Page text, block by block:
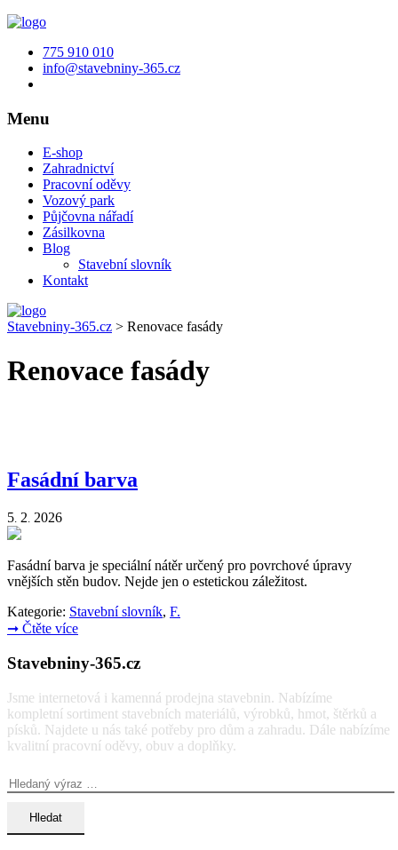
775 910 010
info@stavebniny-365.cz
Menu
E-shop
Zahradnictví
Pracovní oděvy
Vozový park
Půjčovna nářadí
Zásilkovna
Blog
Stavební slovník
Kontakt
Stavebniny-365.cz > Renovace fasády
Renovace fasády
Fasádní barva
5. 2. 2026
Fasádní barva je speciální nátěr určený pro povrchové úpravy
vnějších stěn budov. Nejde jen o estetickou záležitost.
Kategorie: Stavební slovník, F.
➞ Čtěte více
Stavebniny-365.cz
Jsme internetová i kamenná prodejna stavebnin. Nabízíme
kompletní sortiment stavebních materiálů, výrobků, hmot, štěrků a
písků. Najdete u nás také potřeby pro dům a zahradu. Dále nabízíme
kvalitní pracovní oděvy, obuv a doplňky.